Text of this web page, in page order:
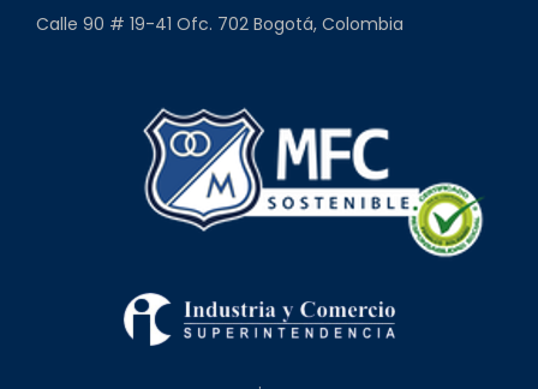
Calle 90 # 19-41 Ofc. 702 Bogotá, Colombia